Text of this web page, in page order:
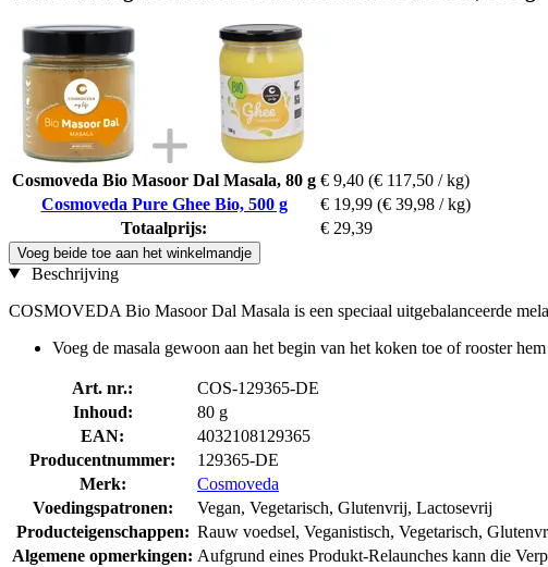
Cosmoveda Bio Masoor Dal Masala, 80 g € 9,40 (€ 117,50 / kg)
Cosmoveda Pure Ghee Bio, 500 g
€ 19,99 (€ 39,98 / kg)
Totaalprijs:
€ 29,39
Voeg beide toe aan het winkelmandje
Beschrijving
COSMOVEDA Bio Masoor Dal Masala is een speciaal uitgebalanceerde
Voeg de masala gewoon aan het begin van het koken toe of rooster
Art. nr.:
COS-129365-DE
Inhoud:
80 g
EAN:
4032108129365
Producentnummer:
129365-DE
Merk:
Cosmoveda
Voedingspatronen:
Vegan, Vegetarisch, Glutenvrij, Lactosevrij
Producteigenschappen: Rauw voedsel, Veganistisch, Vegetarisch,
Algemene opmerkingen: Aufgrund eines Produkt-Relaunches kann die